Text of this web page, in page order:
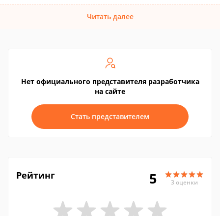
Читать далее
Нет официального представителя разработчика
на сайте
Стать представителем
Рейтинг 5 3 оценки